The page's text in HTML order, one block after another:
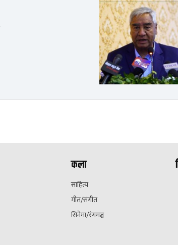
कला
साहित्य
गीत/संगीत
सिनेमा/रंगमञ्च